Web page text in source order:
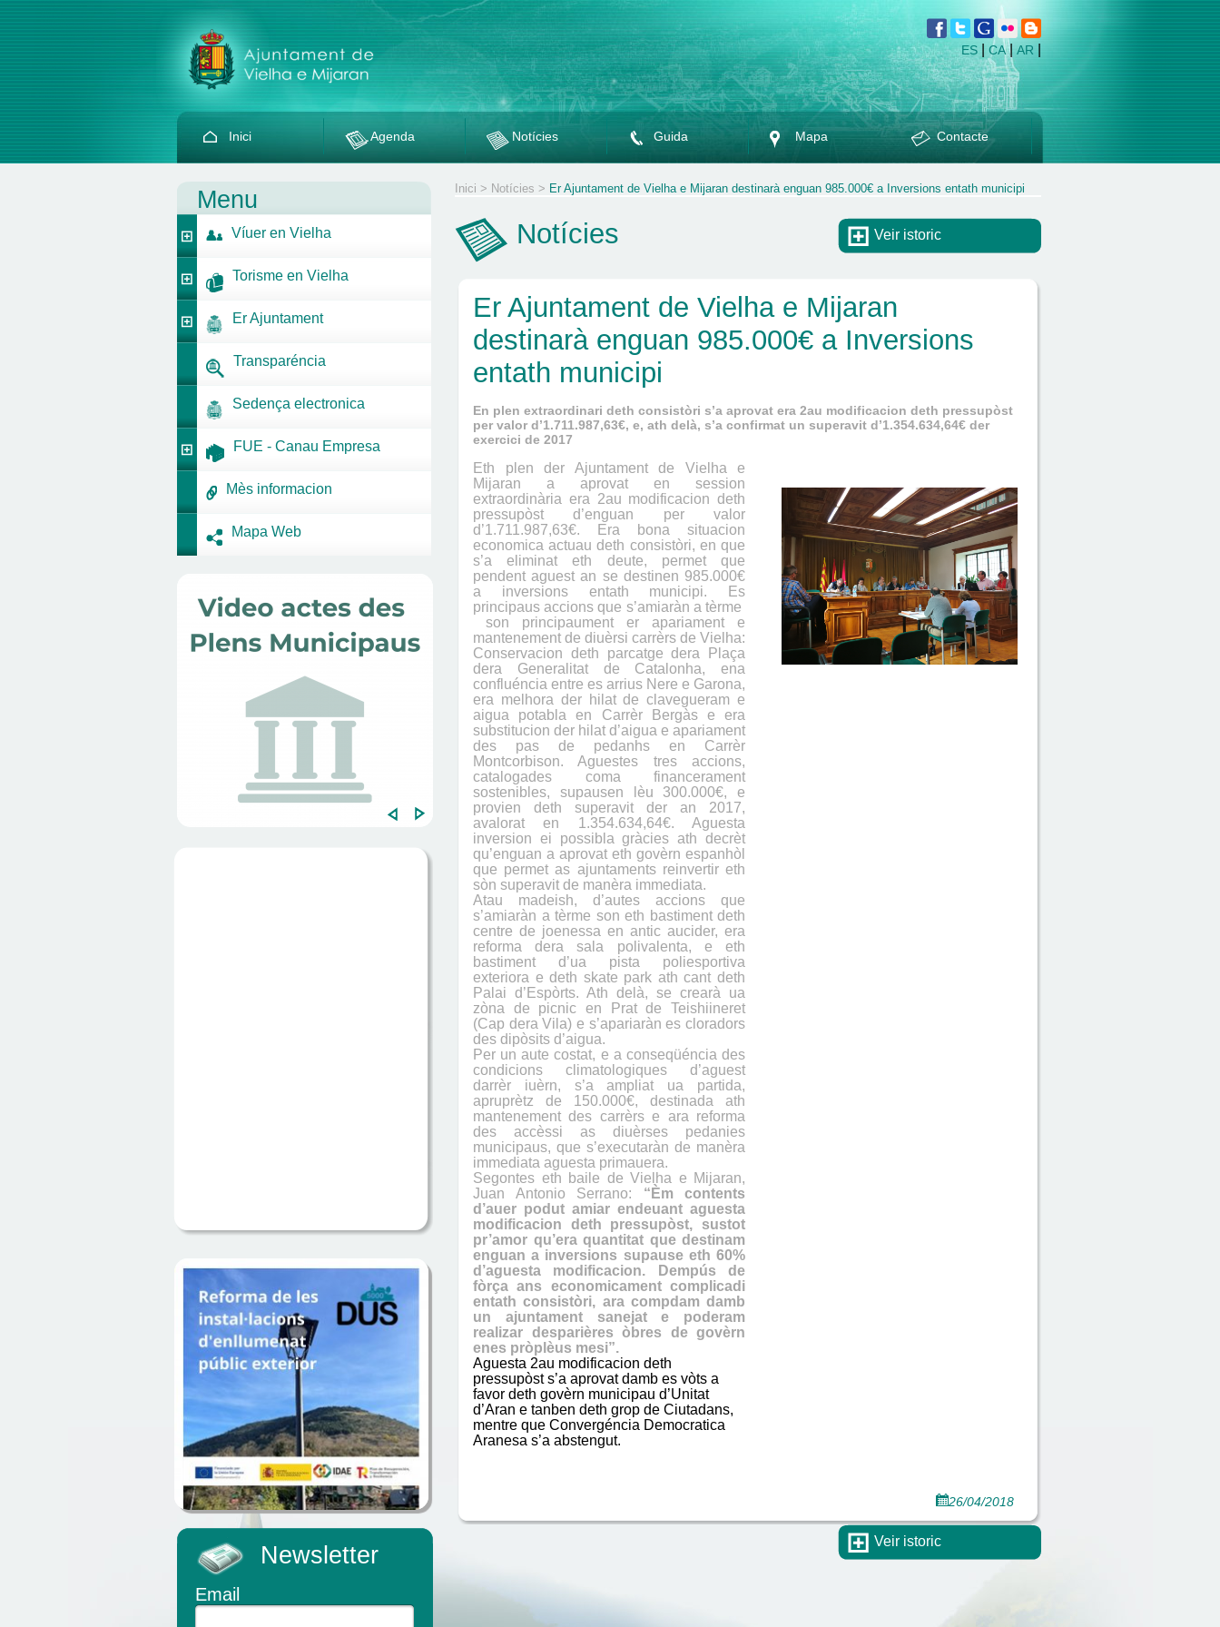
ES CA | AR
Inici Agenda Notícies Guida Mapa Contacte
Menu
Víuer en Vielha
Torisme en Vielha
Er Ajuntament
Transparéncia
Sedença electronica
FUE - Canau Empresa
Mès informacion
Mapa Web
Newsletter
Email
Inici > Notícies > Er Ajuntament de Vielha e Mijaran destinarà enguan 985.000€ a Inversions entath municipi
Notícies Veir istoric
Er Ajuntament de Vielha e Mijaran
destinarà enguan 985.000€ a Inversions
entath municipi
En plen extraordinari deth consistòri s’a aprovat era 2au modificacion deth pressupòst
per valor d’1.711.987,63€, e, ath delà, s’a confirmat un superavit d’1.354.634,64€ der
exercici de 2017
Eth plen der Ajuntament de Vielha e
Mijaran a aprovat en session
extraordinària era 2au modificacion deth
pressupòst d’enguan per valor
d’1.711.987,63€. Era bona situacion
economica actuau deth consistòri, en que
s’a eliminat eth deute, permet que
pendent aguest an se destinen 985.000€
a inversions entath municipi. Es
principaus accions que s’amiaràn a tèrme
son principaument er apariament e
mantenement de diuèrsi carrèrs de Vielha:
Conservacion deth parcatge dera Plaça
dera Generalitat de Catalonha, ena
confluéncia entre es arrius Nere e Garona,
era melhora der hilat de clavegueram e
aigua potabla en Carrèr Bergàs e era
substitucion der hilat d’aigua e apariament
des pas de pedanhs en Carrèr
Montcorbison. Aguestes tres accions,
catalogades coma financerament
sostenibles, supausen lèu 300.000€, e
provien deth superavit der an 2017,
avalorat en 1.354.634,64€. Aguesta
inversion ei possibla gràcies ath decrèt
qu’enguan a aprovat eth govèrn espanhòl
que permet as ajuntaments reinvertir eth
sòn superavit de manèra immediata.
Atau madeish, d’autes accions que
s’amiaràn a tèrme son eth bastiment deth
centre de joenessa en antic aucider, era
reforma dera sala polivalenta, e eth
bastiment d’ua pista poliesportiva
exteriora e deth skate park ath cant deth
Palai d’Espòrts. Ath delà, se crearà ua
zòna de picnic en Prat de Teishiineret
(Cap dera Vila) e s’apariaràn es cloradors
des dipòsits d’aigua.
Per un aute costat, e a conseqüéncia des
condicions climatologiques d’aguest
darrèr iuèrn, s’a ampliat ua partida,
apruprètz de 150.000€, destinada ath
mantenement des carrèrs e ara reforma
des accèssi as diuèrses pedanies
municipaus, que s’executaràn de manèra
immediata aguesta primauera.
Segontes eth baile de Vielha e Mijaran,
Juan Antonio Serrano: “Èm contents
d’auer podut amiar endeuant aguesta
modificacion deth pressupòst, sustot
pr’amor qu’era quantitat que destinam
enguan a inversions supause eth 60%
d’aguesta modificacion. Dempús de
fòrça ans economicament complicadi
entath consistòri, ara compdam damb
un ajuntament sanejat e poderam
realizar desparières òbres de govèrn
enes pròplèus mesi”.
Aguesta 2au modificacion deth
pressupòst s’a aprovat damb es vòts a
favor deth govèrn municipau d’Unitat
d’Aran e tanben deth grop de Ciutadans,
mentre que Convergéncia Democratica
Aranesa s’a abstengut.
26/04/2018
Veir istoric